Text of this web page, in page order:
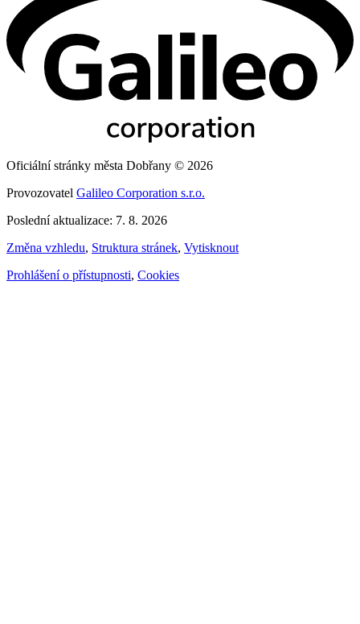
Oficiální stránky města Dobřany © 2026
Provozovatel Galileo Corporation s.r.o.
Poslední aktualizace: 7. 8. 2026
Změna vzhledu, Struktura stránek, Vytisknout
Prohlášení o přístupnosti, Cookies